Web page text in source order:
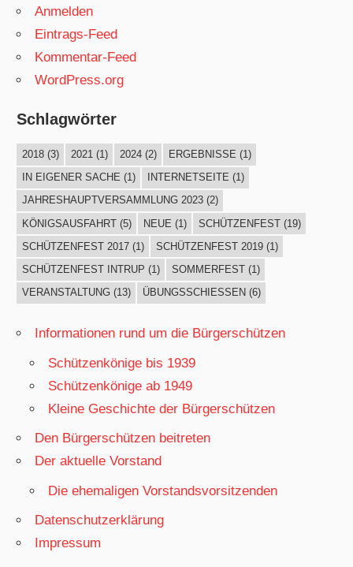
Anmelden
Eintrags-Feed
Kommentar-Feed
WordPress.org
Schlagwörter
2018(3) 2021(1) 2024(2) ERGEBNISSE (1)
IN EIGENER SACHE (1) INTERNETSEITE (1)
JAHRESHAUPTVERSAMMLUNG 2023(2)
KÖNIGSAUSFAHRT(5) NEUE (1) SCHÜTZENFEST(19)
SCHÜTZENFEST 2017(1) SCHÜTZENFEST 2019(1)
SCHÜTZENFEST INTRUP (1) SOMMERFEST(1)
VERANSTALTUNG(13) ÜBUNGSSCHIESSEN (6)
Informationen rund um die Bürgerschützen
Schützenkönige bis 1939
Schützenkönige ab 1949
Kleine Geschichte der Bürgerschützen
Den Bürgerschützen beitreten
Der aktuelle Vorstand
Die ehemaligen Vorstandsvorsitzenden
Datenschutzerklärung
Impressum